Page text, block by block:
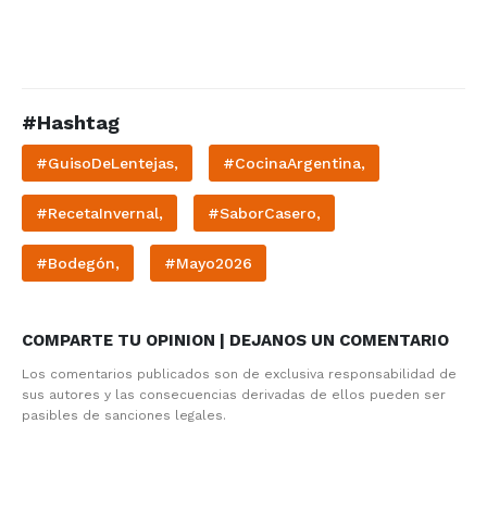
#Hashtag
#GuisoDeLentejas, #CocinaArgentina,
#RecetaInvernal, #SaborCasero,
#Bodegón, #Mayo2026
COMPARTE TU OPINION | DEJANOS UN COMENTARIO
Los comentarios publicados son de exclusiva responsabilidad de
sus autores y las consecuencias derivadas de ellos pueden ser
pasibles de sanciones legales.